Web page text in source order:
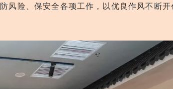
风险、保安全各项工作，以优良作风不断